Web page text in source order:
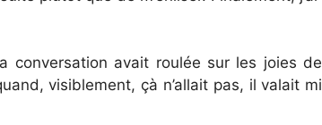
avait roulée sur les joies
visiblement, çà n’allait pas, il valait